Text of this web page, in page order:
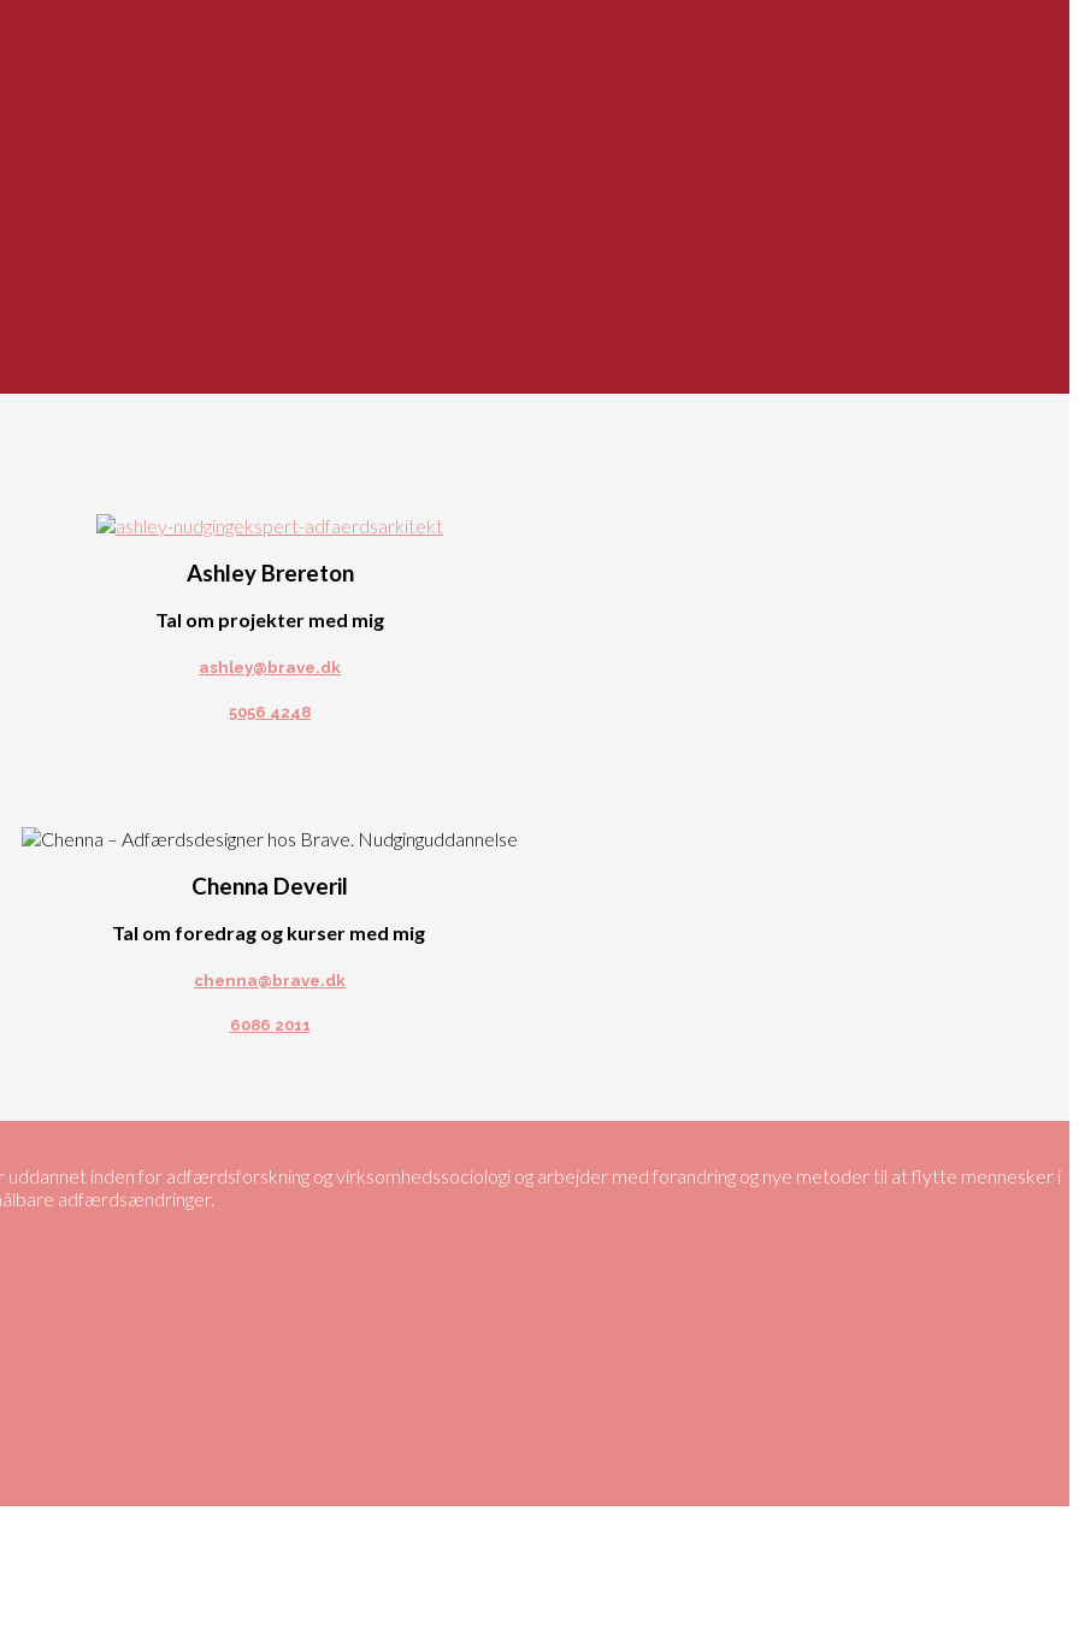
Ashley Brereton
Tal om projekter med mig
ashley@brave.dk
5056 4248
Chenna Deveril
Tal om foredrag og kurser med mig
chenna@brave.dk
6086 2011
inden for adfærdsforskning og virksomhedssociologi og arbejder med forandring og nye metoder til at flytte mennesker i
adfærdsændringer.